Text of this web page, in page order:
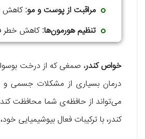
مراقبت از پوست و مو:کاهش
تنظیم هورمون‌ها:کاهش خطر
افزایش قدرت جنسی: بهبود
خواص کندر
درمان بسیاری از مشکلات جسمی و
می‌تواند از حافظه‌ی شما محافظت
کندر، با ترکیبات فعال